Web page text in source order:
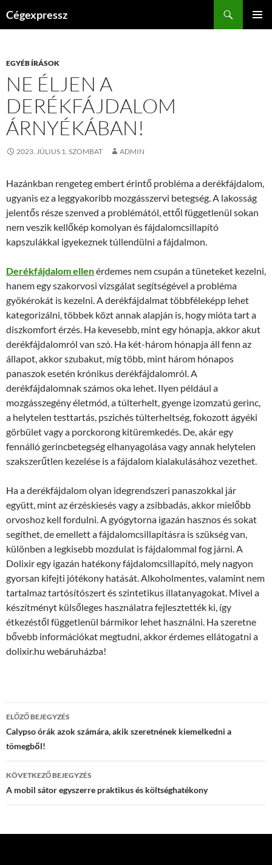
Cégexpressz
EGYÉB ÍRÁSOK
NE ÉLJEN A
DERÉKFÁJDALOM
ÁRNYÉKÁBAN!
2023. JÚLIUS 1. SZOMBAT ADMIN
Hazánkban rengeteg embert érintő probléma a derékfájdalom,
ugyanis ez a leggyakoribb mozgásszervi betegség. A lakosság
jelentős része szenved a problémától, ettől függetlenül sokan
nem veszik kellőkép komolyan és fájdalomcsillapító
kapszulákkal igyekeznek túllendülni a fájdalmon.
Derékfájdalom ellenérdemes nem csupán a tüneteket kezelni,
hanem egy szakorvosi vizsgálat segítségével a probléma
gyökérokát is kezelni. A derékfájdalmat többféleképp lehet
kategorizálni, többek közt annak alapján is, hogy mióta tart a
diszkomfort érzés. Ha kevesebb, mint egy hónapja, akkor akut
derékfájdalomról van szó. Ha két-három hónapja áll fenn az
állapot, akkor szubakut, míg több, mint három hónapos
panaszok esetén krónikus derékfájdalomról. A
derékfájdalomnak számos oka lehet. Ilyen például a
mozgásszegény életmód, a túlterhelt, gyenge izomzatú gerinc,
a helytelen testtartás, pszichés túlterheltség, fokozott ágyéki
görbület vagy a porckorong kitüremkedés. De, akár egy
fennálló gerincbetegség elhanyagolása vagy annak helytelen
szakszerűtlen kezelése is a fájdalom kialakulásához vezethet.
Ha a derékfájdalom olyan idegrendszeri panaszokkal jár
együtt, mint az érzéskiesés vagy a zsibbadás, akkor mielőbb
orvoshoz kell fordulni. A gyógytorna igazán hasznos és sokat
segíthet, de emellett a fájdalomcsillapításra is szükség van,
különben a legkisebb mozdulat is fájdalommal fog járni. A
Dolixir egy igazán hatékony fájdalomcsillapító, mely nagyon
gyorsan kifejti jótékony hatását. Alkoholmentes, valamint nem
tartalmaz tartósítószert és szintetikus illatanyagokat. Mivel a
készítményt külsőleges használatra fejlesztették ki, így
étkezéstől függetlenül bármikor lehet használni. Ha szeretne
bővebb információkat megtudni, akkor érdemes ellátogatni a
dolixir.hu webáruházba!
Bejegyzés
navigáció
ELŐZŐ BEJEGYZÉS
Calypso órák azok számára, akik szeretnének kiemelkedni a
tömegből!
KÖVETKEZŐ BEJEGYZÉS
A mobil sátor egyszerre praktikus és költséghatékony